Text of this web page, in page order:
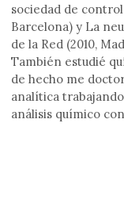
sociedad de control
Barcelona) y La
de la Red (2010,
También estudié
de hecho me
analítica
análisis químico